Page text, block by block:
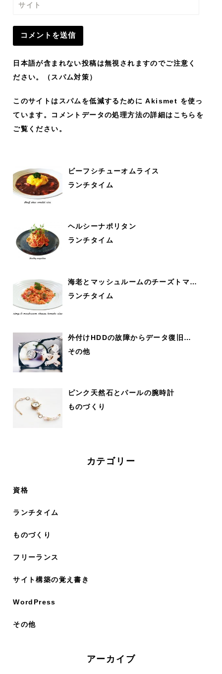
サイト
日本語が含まれない投稿は無視されますのでご注意く
ださい。（スパム対策）
このサイトはスパムを低減するために Akismet を使っ
ています。
コメントデータの処理方法の詳細はこちらを
ご覧ください。
ビーフシチューオムライス
ランチタイム
ヘルシーナポリタン
ランチタイム
海老とマッシュルームのチーズトマ…
ランチタイム
外付けHDDの故障からデータ復旧…
その他
ピンク天然石とパールの腕時計
ものづくり
カテゴリー
資格
ランチタイム
ものづくり
フリーランス
サイト構築の覚え書き
WordPress
その他
アーカイブ